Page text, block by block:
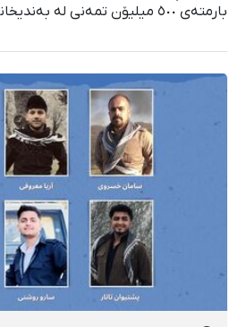
بارمتەی ٥٠٠ میلیۆن تمەنی لە بەندیخانەی مەهاباد ئازاد کرابوو.